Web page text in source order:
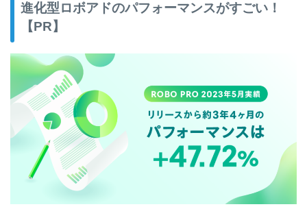
進化型ロボアドのパフォーマンスがすごい！
【PR】